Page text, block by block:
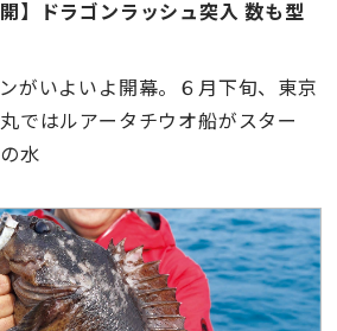
】ドラゴンラッシュ突入 数も型
がいよいよ開幕。６月下旬、東京
ではルアータチウオ船がスター
水